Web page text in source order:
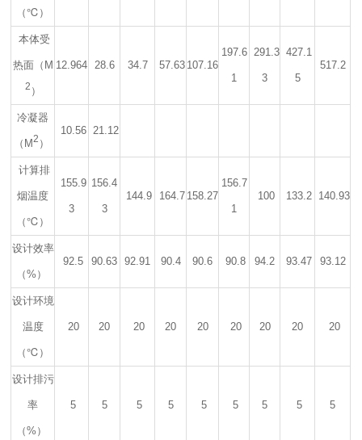
（℃）
本体受
热面（M
2 ）
12.964 28.6 34.7 57.63 107.16
197.6
1
291.3
3
427.1
5
517.2
冷凝器
（M2 ）
10.56 21.12
计算排
烟温度
（℃）
155.9
3
156.4
3
144.9 164.7 158.27
156.7
1
100 133.2 140.93
设计效率
（%）
92.5 90.63 92.91 90.4 90.6 90.8 94.2 93.47 93.12
设计环境
温度
（℃）
20 20 20 20 20 20 20 20 20
设计排污
率
（%）
5 5 5 5 5 5 5 5 5